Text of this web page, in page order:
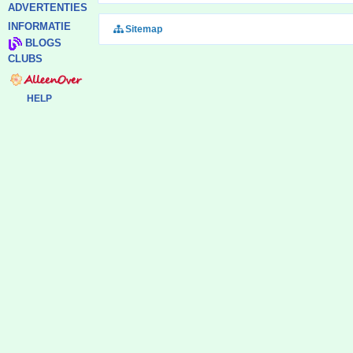
ADVERTENTIES
INFORMATIE
BLOGS
CLUBS
HELP
Sitemap